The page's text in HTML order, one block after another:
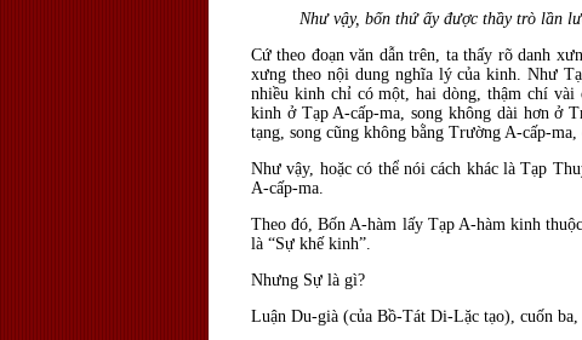
Như vậy, bốn thứ ấy được thầy trò lần
Cứ theo đoạn văn dẫn trên, ta thấy rõ danh
xưng theo nội dung nghĩa lý của kinh. Như
nhiều kinh chỉ có một, hai dòng, thậm chí
kinh ở Tạp A-cấp-ma, song không dài hơn ở
tạng, song cũng không bằng Trường A-cấp-
Như vậy, hoặc có thể nói cách khác là Tạp
A-cấp-ma.
Theo đó, Bốn A-hàm lấy Tạp A-hàm kinh
là “Sự khế kinh”.
Nhưng Sự là gì?
Luận Du-già (của Bồ-Tát Di-Lặc tạo), cuốn